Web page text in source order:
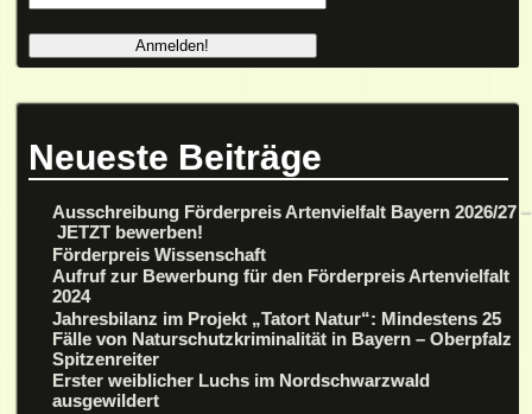
Neueste Beiträge
Ausschreibung Förderpreis Artenvielfalt Bayern 2026/27 –
JETZT bewerben!
Förderpreis Wissenschaft
Aufruf zur Bewerbung für den Förderpreis Artenvielfalt
2024
Jahresbilanz im Projekt „Tatort Natur“: Mindestens 25
Fälle von Naturschutzkriminalität in Bayern – Oberpfalz
Spitzenreiter
Erster weiblicher Luchs im Nordschwarzwald
ausgewildert